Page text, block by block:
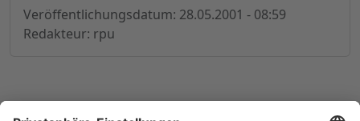
Veröffentlichungsdatum: 28.05.2001 - 08:59
Redakteur: rpu